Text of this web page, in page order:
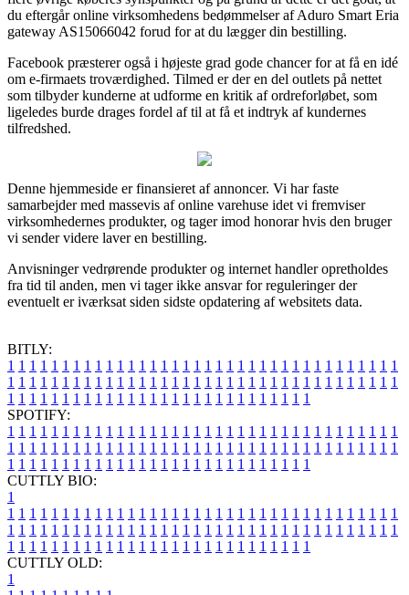
du eftergår online virksomhedens bedømmelser af Aduro Smart Eria
gateway AS15066042 forud for at du lægger din bestilling.
Facebook præsterer også i højeste grad gode chancer for at få en idé
om e-firmaets troværdighed. Tilmed er der en del outlets på nettet
som tilbyder kunderne at udforme en kritik af ordreforløbet, som
ligeledes burde drages fordel af til at få et indtryk af kundernes
tilfredshed.
Denne hjemmeside er finansieret af annoncer. Vi har faste
samarbejder med massevis af online varehuse idet vi fremviser
virksomhedernes produkter, og tager imod honorar hvis den bruger
vi sender videre laver en bestilling.
Anvisninger vedrørende produkter og internet handler opretholdes
fra tid til anden, men vi tager ikke ansvar for reguleringer der
eventuelt er iværksat siden sidste opdatering af websitets data.
BITLY:
1 1 1 1 1 1 1 1 1 1 1 1 1 1 1 1 1 1 1 1 1 1 1 1 1 1 1 1 1 1 1 1 1 1 1 1
1 1 1 1 1 1 1 1 1 1 1 1 1 1 1 1 1 1 1 1 1 1 1 1 1 1 1 1 1 1 1 1 1 1 1 1
1 1 1 1 1 1 1 1 1 1 1 1 1 1 1 1 1 1 1 1 1 1 1 1 1 1 1 1
SPOTIFY:
1 1 1 1 1 1 1 1 1 1 1 1 1 1 1 1 1 1 1 1 1 1 1 1 1 1 1 1 1 1 1 1 1 1 1 1
1 1 1 1 1 1 1 1 1 1 1 1 1 1 1 1 1 1 1 1 1 1 1 1 1 1 1 1 1 1 1 1 1 1 1 1
1 1 1 1 1 1 1 1 1 1 1 1 1 1 1 1 1 1 1 1 1 1 1 1 1 1 1 1
CUTTLY BIO:
1
1 1 1 1 1 1 1 1 1 1 1 1 1 1 1 1 1 1 1 1 1 1 1 1 1 1 1 1 1 1 1 1 1 1 1 1
1 1 1 1 1 1 1 1 1 1 1 1 1 1 1 1 1 1 1 1 1 1 1 1 1 1 1 1 1 1 1 1 1 1 1 1
1 1 1 1 1 1 1 1 1 1 1 1 1 1 1 1 1 1 1 1 1 1 1 1 1 1 1 1
CUTTLY OLD:
1